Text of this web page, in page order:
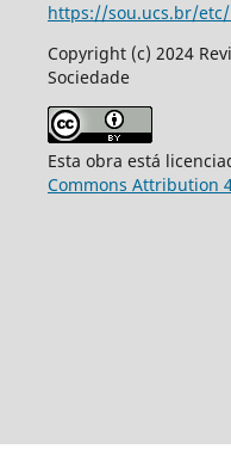
https://sou.ucs.br/
Copyright (c) 2024
Sociedade
Esta obra está
Commons Attribution